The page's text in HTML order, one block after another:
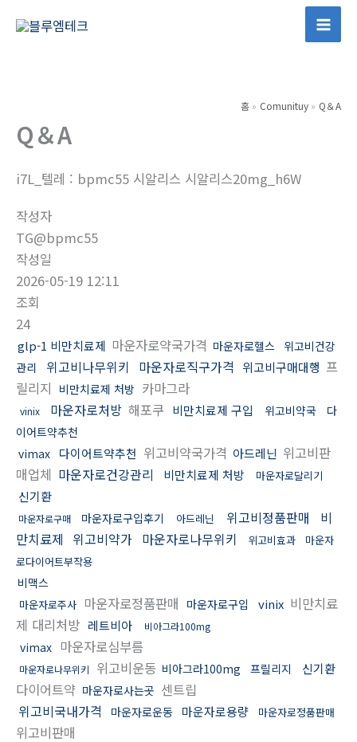
Main
홈 Comunituy Q＆A
Q＆A
i7L_텔레 : bpmc55 시알리스 시알리스20mg_h6W
작성자
TG@bpmc55
작성일
2026-05-19 12:11
조회
24
glp-1 비만치료제 마운자로약국가격 마운자로헬스 위고비건강
관리
위고비나무위키 마운자로직구가격 위고비구매대행 프
릴리지 비만치료제 처방 카마그라
vinix 마운자로처방 해포쿠 비만치료제 구입 위고비약국
다
이어트약추천
vimax 다이어트약추천 위고비약국가격 아드레닌 위고비판
매업체 마운자로건강관리 비만치료제 처방 마운자로달리기
신기환
마운자로구매 마운자로구입후기 아드레닌 위고비정품판매
비
만치료제 위고비약가 마운자로나무위키 위고비효과
마운자
로다이어트부작용
비맥스
마운자로주사 마운자로정품판매 마운자로구입 vinix 비만치료
제 대리처방 레트비아 비아그라100mg
vimax 마운자로심부름
마운자로나무위키 위고비운동 비아그라100mg 프릴리지 신기환
다이어트약 마운자로사는곳 센트립
위고비국내가격
마운자로운동 마운자로용량 마운자로정품판매
위고비판매